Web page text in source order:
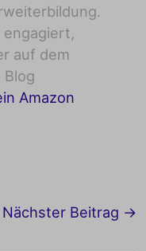
auf dem
Blog
Amazon
Nächster Beitrag →